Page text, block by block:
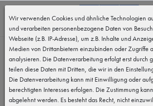
MENÜ
Wir verwenden Cookies und ähnliche Technologien
und verarbeiten personenbezogene Daten von
Webseite (z.B. IP-Adresse), um z.B. Inhalte und
Medien von Drittanbietern einzubinden oder Zugriffe
analysieren. Die Datenverarbeitung erfolgt erst durch
teilen diese Daten mit Dritten, die wir in den
Die Datenverarbeitung kann mit Einwilligung oder
berechtigten Interesses erfolgen. Die Zustimmung
abgelehnt werden. Es besteht das Recht, nicht